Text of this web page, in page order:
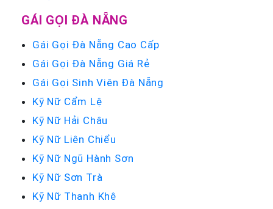
GÁI GỌI ĐÀ NẴNG
Gái Gọi Đà Nẵng Cao Cấp
Gái Gọi Đà Nẵng Giá Rẻ
Gái Gọi Sinh Viên Đà Nẵng
Kỹ Nữ Cẩm Lệ
Kỹ Nữ Hải Châu
Kỹ Nữ Liên Chiểu
Kỹ Nữ Ngũ Hành Sơn
Kỹ Nữ Sơn Trà
Kỹ Nữ Thanh Khê